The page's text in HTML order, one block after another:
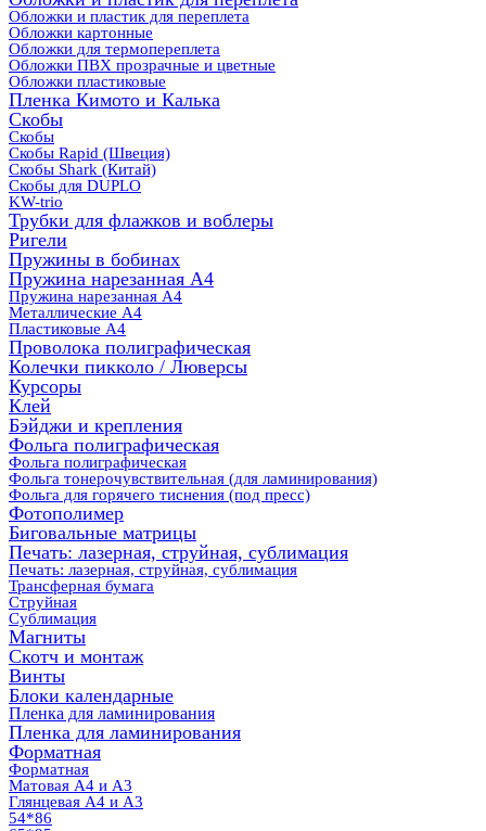
Обложки и пластик для переплета
Обложки картонные
Обложки для термопереплета
Обложки ПВХ прозрачные и цветные
Обложки пластиковые
Пленка Кимото и Калька
Скобы
Скобы
Скобы Rapid (Швеция)
Скобы Shark (Китай)
Скобы для DUPLO
KW-trio
Трубки для флажков и воблеры
Ригели
Пружины в бобинах
Пружина нарезанная А4
Пружина нарезанная А4
Металлические А4
Пластиковые А4
Проволока полиграфическая
Колечки пикколо / Люверсы
Курсоры
Клей
Бэйджи и крепления
Фольга полиграфическая
Фольга полиграфическая
Фольга тонерочувствительная (для ламинирования)
Фольга для горячего тиснения (под пресс)
Фотополимер
Биговальные матрицы
Печать: лазерная, струйная, сублимация
Печать: лазерная, струйная, сублимация
Трансферная бумага
Струйная
Сублимация
Магниты
Скотч и монтаж
Винты
Блоки календарные
Пленка для ламинирования
Пленка для ламинирования
Форматная
Форматная
Матовая А4 и А3
Глянцевая А4 и А3
54*86